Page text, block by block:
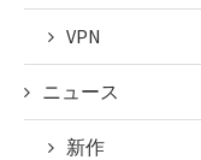
tax.php
line 115
VPN
ニュース
新作